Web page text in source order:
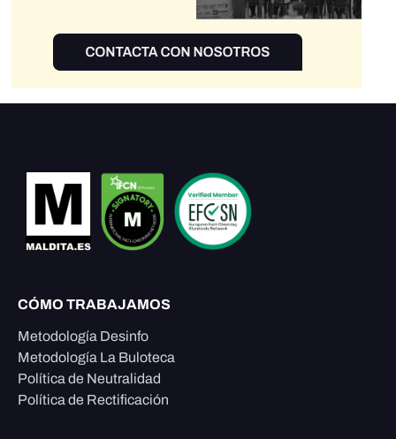
CÓMO TRABAJAMOS
Metodología Desinfo
Metodología La Buloteca
Política de Neutralidad
Política de Rectificación